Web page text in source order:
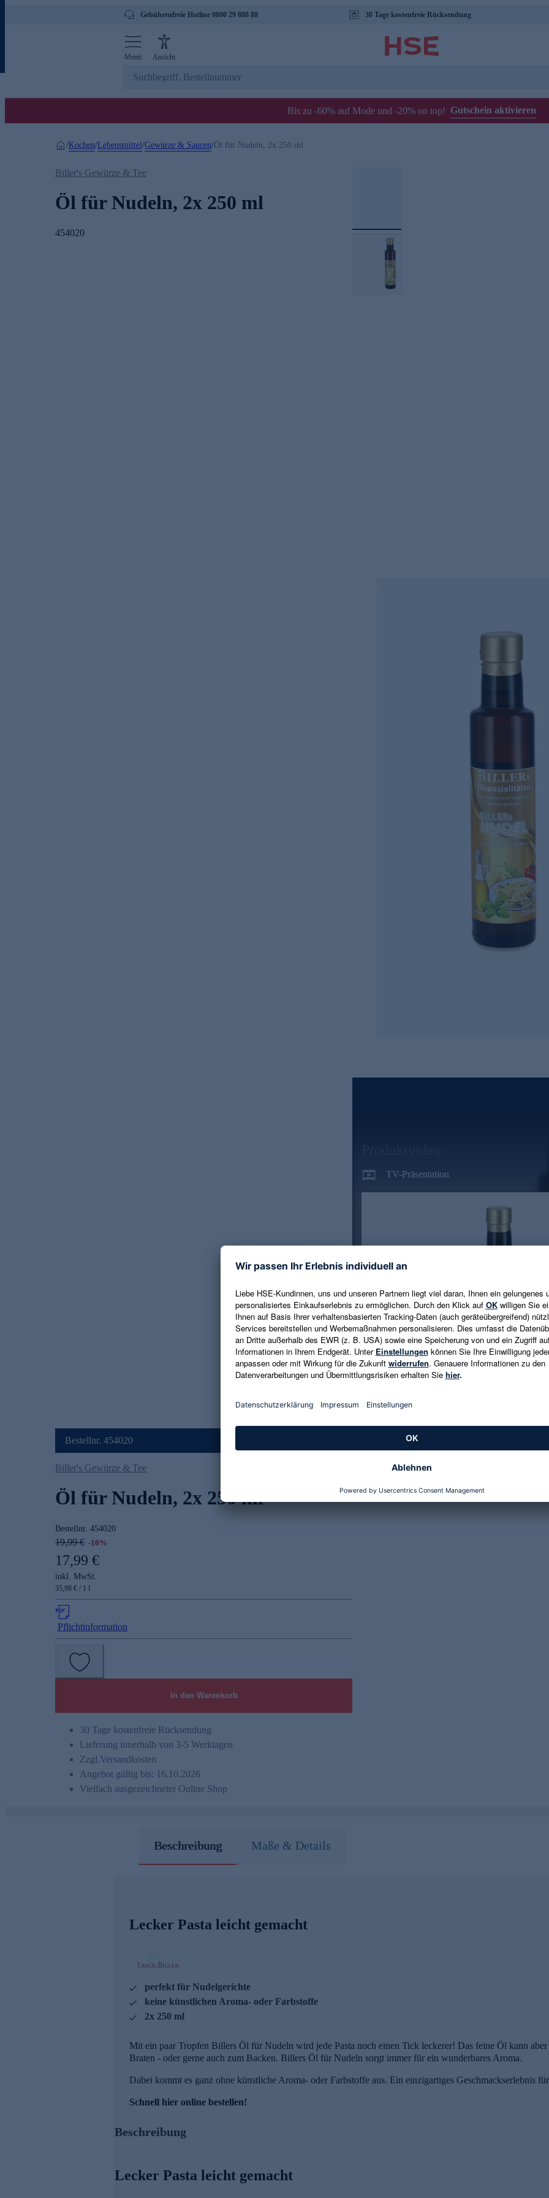
Gebührenfreie Hotline 0800 29 888 88 30 Tage kostenfreie Rücksendung
Menü Ansicht
Bis zu -60% auf Mode und -20% on top! Gutschein aktivieren
/Kochen/Lebensmittel/Gewürze & Saucen/Öl für Nudeln, 2x 250 ml
Biller's Gewürze & Tee
Öl für Nudeln, 2x 250 ml
454020
TV-Präsentation
Bestellnr. 454020
Biller's Gewürze & Tee
Öl für Nudeln, 2x 250 ml
Bestellnr. 454020
19,99 € -10%
17,99 €
inkl. MwSt.
35,98 € / 1 l
Pflichtinformation
In den Warenkorb
30 Tage kostenfreie Rücksendung
Lieferung innerhalb von 3-5 Werktagen
Zzgl.Versandkosten
Angebot gültig bis: 16.10.2026
Vielfach ausgezeichneter Online Shop
Beschreibung Maße & Details
Lecker Pasta leicht gemacht
perfekt für Nudelgerichte
keine künstlichen Aroma- oder Farbstoffe
2x 250 ml
Mit ein paar Tropfen Billers Öl für Nudeln wird jede Pasta noch einen Tick leckerer! Das feine Öl kann
Braten - oder gerne auch zum Backen. Billers Öl für Nudeln sorgt immer für ein wunderbares Aroma.
Dabei kommt es ganz ohne künstliche Aroma- oder Farbstoffe aus. Ein einzigartiges Geschmackserlebnis
Schnell hier online bestellen!
Beschreibung
Lecker Pasta leicht gemacht